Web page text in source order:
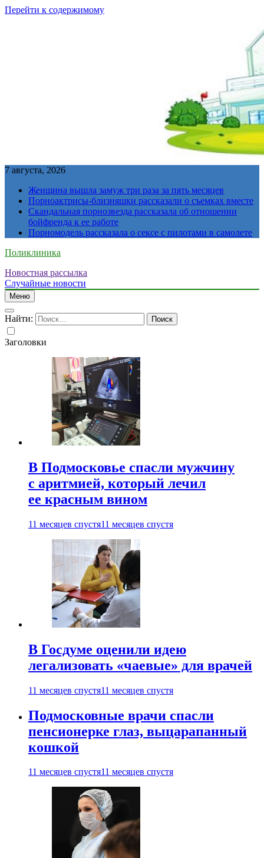
Перейти к содержимому
7 августа, 2026
Женщина вышла замуж три раза за пять месяцев
Порноактрисы-близняшки рассказали о съемках вместе
Скандальная порнозвезда рассказала об отношении
бойфренда к ее работе
Порномодель рассказала о сексе с пилотами в самолете
Поликлиника
Новостная рассылка
Случайные новости
Меню
Найти:
Заголовки
В Подмосковье спасли мужчину
с аритмией, который лечил
ее красным вином
11 месяцев спустя11 месяцев спустя
В Госдуме оценили идею
легализовать «чаевые» для врачей
11 месяцев спустя11 месяцев спустя
Подмосковные врачи спасли
пенсионерке глаз, выцарапанный
кошкой
11 месяцев спустя11 месяцев спустя